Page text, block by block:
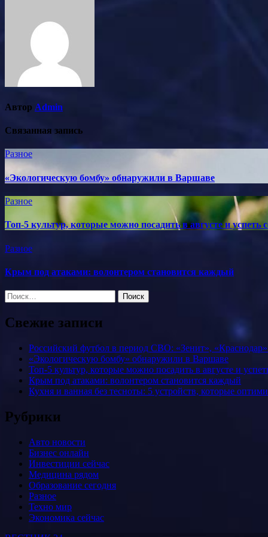
Автор Admin
Связанная запись
Разное
«Экологическую бомбу» обнаружили в Варшаве
Разное
Топ-5 культур, которые можно посадить в августе и успеть
Разное
Крым под атаками: волонтером становится каждый
Найти:
Свежие записи
Российский футбол в период СВО: «Зенит»,
«Экологическую бомбу» обнаружили в Варшаве
Топ-5 культур, которые можно посадить в августе и
Крым под атаками: волонтером становится каждый
Кухня и ванная без тесноты: 5 устройств, которые
Рубрики
Авто новости
Бизнес онлайн
Инвестиции сейчас
Медицина рядом
Образование сегодня
Разное
Техно мир
Экономика сейчас